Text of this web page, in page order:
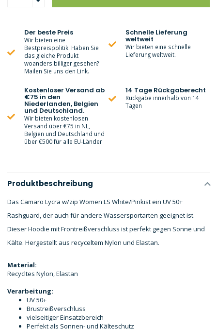
Der beste Preis
Wir bieten eine
Bestpreispolitik. Haben Sie
das gleiche Produkt
woanders billiger gesehen?
Mailen Sie uns den Link.
Schnelle Lieferung
weltweit
Wir bieten eine schnelle
Lieferung weltweit.
Kostenloser Versand ab
€75 in den
Niederlanden, Belgien
und Deutschland.
Wir bieten kostenlosen
Versand über €75 in NL,
Belgien und Deutschland und
über €500 für alle EU-Länder
14 Tage Rückgaberecht
Rückgabe innerhalb von 14
Tagen
Produktbeschreibung
Das Camaro Lycra w/zip Women LS White/Pinkist ein UV 50+
Rashguard, der auch für andere Wassersportarten geeignet ist.
Dieser Hoodie mit Frontreißverschluss ist perfekt gegen Sonne und
Kälte. Hergestellt aus recyceltem Nylon und Elastan.
Material:
Recycltes Nylon, Elastan
Verarbeitung:
UV 50+
Brustreißverschluss
vielseitiger Einsatzbereich
Perfekt als Sonnen- und Kälteschutz